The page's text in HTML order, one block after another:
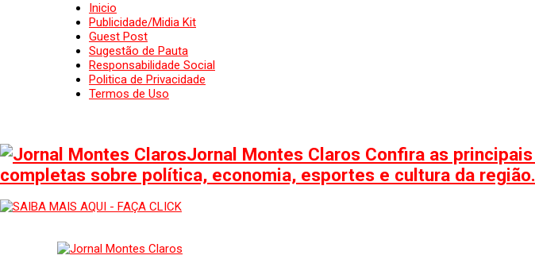
Inicio
Publicidade/Midia Kit
Guest Post
Sugestão de Pauta
Responsabilidade Social
Politica de Privacidade
Termos de Uso
Jornal Montes Claros Confira as
completas sobre política, economia, esportes e cultura da região.